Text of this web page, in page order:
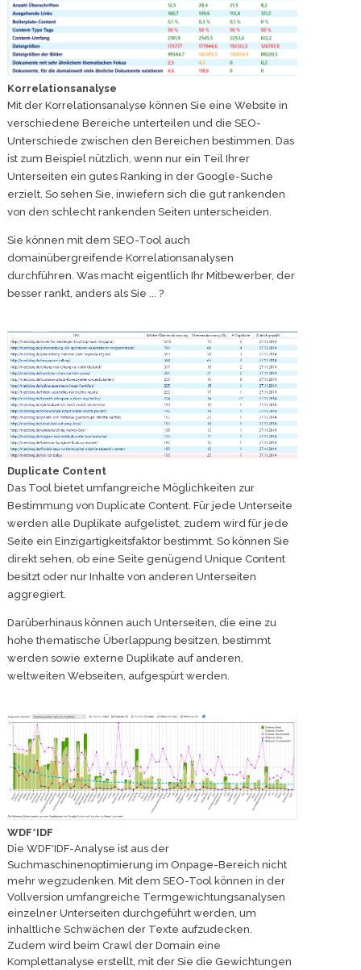
Korrelationsanalyse
Mit der Korrelationsanalyse können Sie eine Website in
verschiedene Bereiche unterteilen und die SEO-
Unterschiede zwischen den Bereichen bestimmen. Das
ist zum Beispiel nützlich, wenn nur ein Teil Ihrer
Unterseiten ein gutes Ranking in der Google-Suche
erzielt. So sehen Sie, inwiefern sich die gut rankenden
von den schlecht rankenden Seiten unterscheiden.
Sie können mit dem SEO-Tool auch
domainübergreifende Korrelationsanalysen
durchführen. Was macht eigentlich Ihr Mitbewerber, der
besser rankt, anders als Sie ... ?
Duplicate Content
Das Tool bietet umfangreiche Möglichkeiten zur
Bestimmung von Duplicate Content. Für jede Unterseite
werden alle Duplikate aufgelistet, zudem wird für jede
Seite ein Einzigartigkeitsfaktor bestimmt. So können Sie
direkt sehen, ob eine Seite genügend Unique Content
besitzt oder nur Inhalte von anderen Unterseiten
aggregiert.
Darüberhinaus können auch Unterseiten, die eine zu
hohe thematische Überlappung besitzen, bestimmt
werden sowie externe Duplikate auf anderen,
weltweiten Webseiten, aufgespürt werden.
WDF*IDF
Die WDF*IDF-Analyse ist aus der
Suchmaschinenoptimierung im Onpage-Bereich nicht
mehr wegzudenken. Mit dem SEO-Tool können in der
Vollversion umfangreiche Termgewichtungsanalysen
einzelner Unterseiten durchgeführt werden, um
inhaltliche Schwächen der Texte aufzudecken.
Zudem wird beim Crawl der Domain eine
Komplettanalyse erstellt, mit der Sie die Gewichtungen